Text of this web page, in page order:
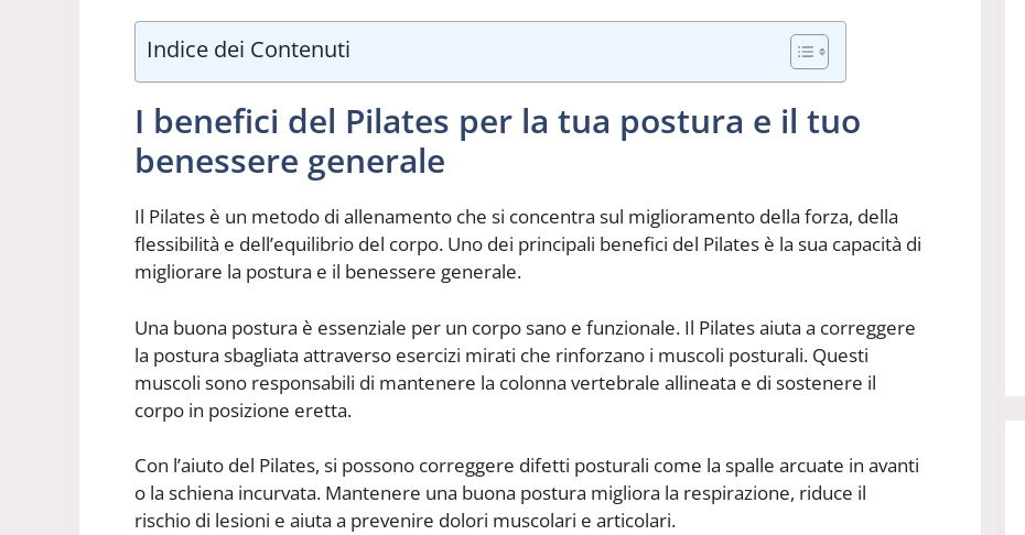
Indice dei Contenuti
I benefici del Pilates per la tua postura e il tuo
benessere generale
Il Pilates è un metodo di allenamento che si concentra sul miglioramento della forza, della
flessibilità e dell’equilibrio del corpo. Uno dei principali benefici del Pilates è la sua capacità di
migliorare la postura e il benessere generale.
Una buona postura è essenziale per un corpo sano e funzionale. Il Pilates aiuta a correggere
la postura sbagliata attraverso esercizi mirati che rinforzano i muscoli posturali. Questi
muscoli sono responsabili di mantenere la colonna vertebrale allineata e di sostenere il
corpo in posizione eretta.
Con l’aiuto del Pilates, si possono correggere difetti posturali come la spalle arcuate in avanti
o la schiena incurvata. Mantenere una buona postura migliora la respirazione, riduce il
rischio di lesioni e aiuta a prevenire dolori muscolari e articolari.